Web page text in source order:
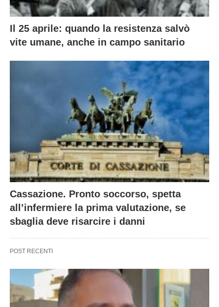
Il 25 aprile: quando la resistenza salvò
vite umane, anche in campo sanitario
Cassazione. Pronto soccorso, spetta
all’infermiere la prima valutazione, se
sbaglia deve risarcire i danni
POST RECENTI